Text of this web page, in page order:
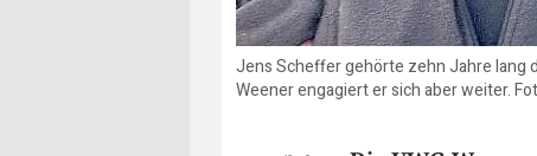
Jens Scheffer gehörte zehn Jahre lang
Weener engagiert er sich aber weiter.